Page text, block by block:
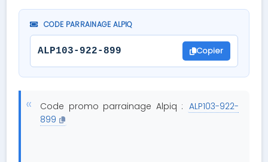
CODE PARRAINAGE ALPIQ
ALP103-922-899 Copier
Code promo parrainage Alpiq : ALP103-922-
899